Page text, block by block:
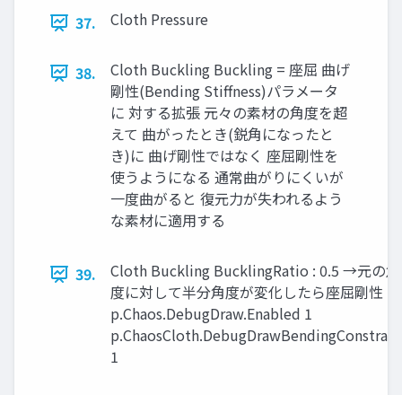
37. Cloth Pressure
38.
Cloth Buckling Buckling = 座屈 曲げ
剛性(Bending Stiffness)パラメータ
に 対する拡張 元々の素材の角度を超
えて 曲がったとき(鋭角になったと
き)に 曲げ剛性ではなく 座屈剛性を
使うようになる 通常曲がりにくいが
一度曲がると 復元力が失われるよう
な素材に適用する
39.
Cloth Buckling BucklingRatio : 0.5 →元の角
度に対して半分角度が変化したら座屈剛性
p.Chaos.DebugDraw.Enabled 1
1